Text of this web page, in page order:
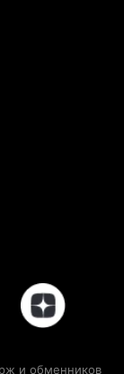
и обменников